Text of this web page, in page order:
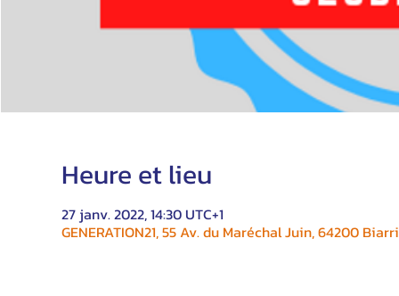
Heure et lieu
27 janv. 2022, 14:30 UTC+1
GENERATION21, 55 Av. du Maréchal Juin, 64200